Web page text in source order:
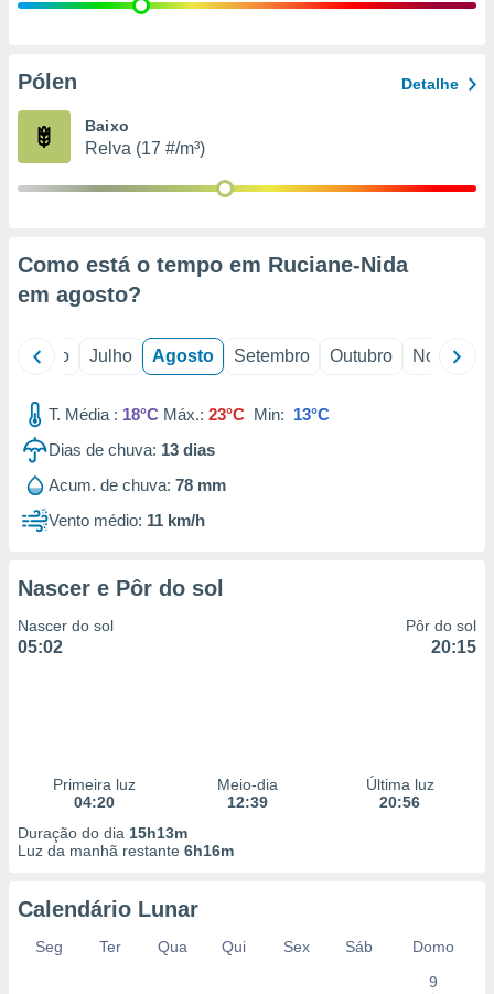
e
de
Pólen Detalhe
Baixo
Relva (17 #/m³)
Como está o tempo em Ruciane-Nida
em agosto?
Junho Julho Agosto Setembro Outubro Novembro
T. Média : 18°C Máx.: 23°C Min: 13°C
Dias de chuva: 13 dias
Acum. de chuva: 78 mm
Vento médio: 11 km/h
Nascer e Pôr do sol
Nascer do sol
05:02
Pôr do sol
20:15
Primeira luz
04:20
Meio-dia
12:39
Última luz
20:56
Duração do dia 15h13m
Luz da manhã restante 6h16m
Calendário Lunar
Seg Ter Qua Qui Sex Sáb
Domo
9